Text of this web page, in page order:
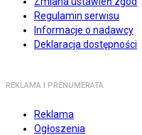
Regulamin serwisu
Informacje o nadawcy
Deklaracja dostępności
REKLAMA I PRENUMERATA
Reklama
Ogłoszenia